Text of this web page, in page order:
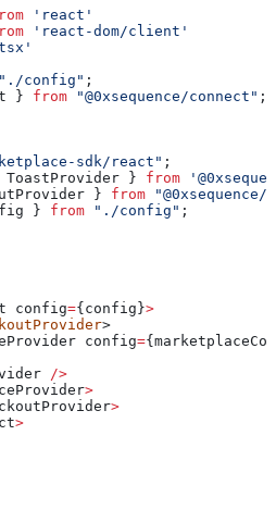
'react'
'react-dom/client'
config" ;
} from "@0xsequence/connect" ;
sdk/react" ;
ToastProvider } from
} from
} from "./config" ;
config={config}>
>
config={
/>
>
>
>